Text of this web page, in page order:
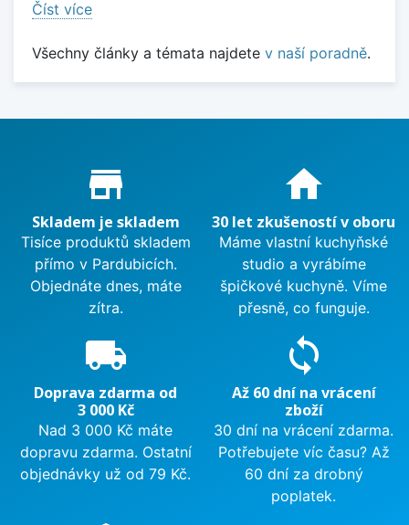
Číst více
Všechny články a témata najdete v naší poradně.
Proč nakupovat u nás?
store_mall_directory
Skladem je skladem
Tisíce produktů skladem
přímo v Pardubicích.
Objednáte dnes, máte
zítra.
home
30 let zkušeností v oboru
Máme vlastní kuchyňské
studio a vyrábíme
špičkové kuchyně. Víme
přesně, co funguje.
local_shipping
Doprava zdarma od
3 000 Kč
Nad 3 000 Kč máte
dopravu zdarma. Ostatní
objednávky už od 79 Kč.
sync
Až 60 dní na vrácení
zboží
30 dní na vrácení zdarma.
Potřebujete víc času? Až
60 dní za drobný
poplatek.